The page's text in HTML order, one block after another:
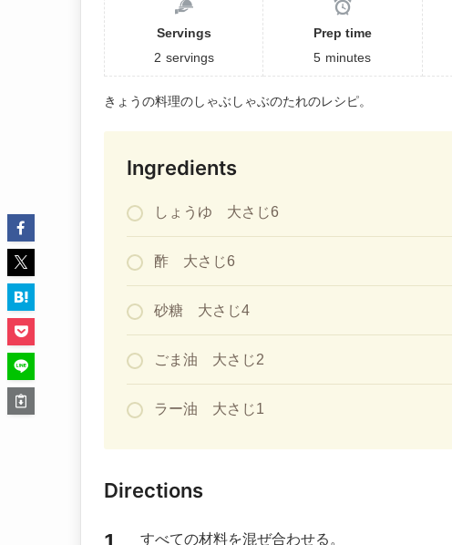
Servings
2 servings
Prep time
5 minutes
きょうの料理のしゃぶしゃぶのたれのレシピ。
Ingredients
しょうゆ 大さじ6
酢 大さじ6
砂糖 大さじ4
ごま油 大さじ2
ラー油 大さじ1
Directions
すべての材料を混ぜ合わせる。